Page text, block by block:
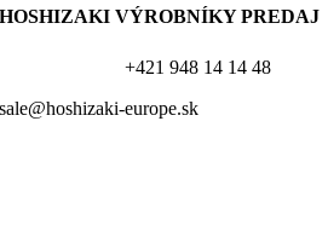
HOSHIZAKI VÝROBNÍKY PREDAJ
+421 948 14 14 48
sale@hoshizaki-europe.sk